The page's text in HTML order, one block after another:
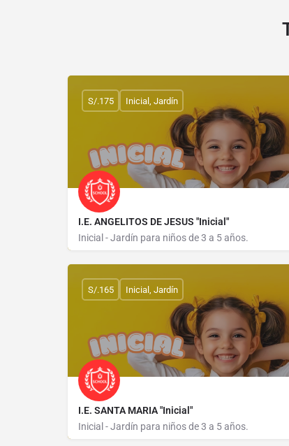
I.E. ANGELITOS DE JESUS "Inicial"
Inicial - Jardín para niños de 3 a 5 años.
S/.175 Inicial, Jardín
I.E. SANTA MARIA "Inicial"
Inicial - Jardín para niños de 3 a 5 años.
S/.165 Inicial, Jardín